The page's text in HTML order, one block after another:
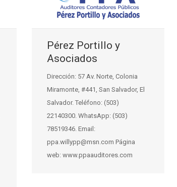
Pérez Portillo y
Asociados
Dirección: 57 Av. Norte, Colonia
Miramonte, #441, San Salvador, El
Salvador. Teléfono: (503)
22140300. WhatsApp: (503)
78519346. Email:
ppa.willypp@msn.com Página
web: www.ppaauditores.com